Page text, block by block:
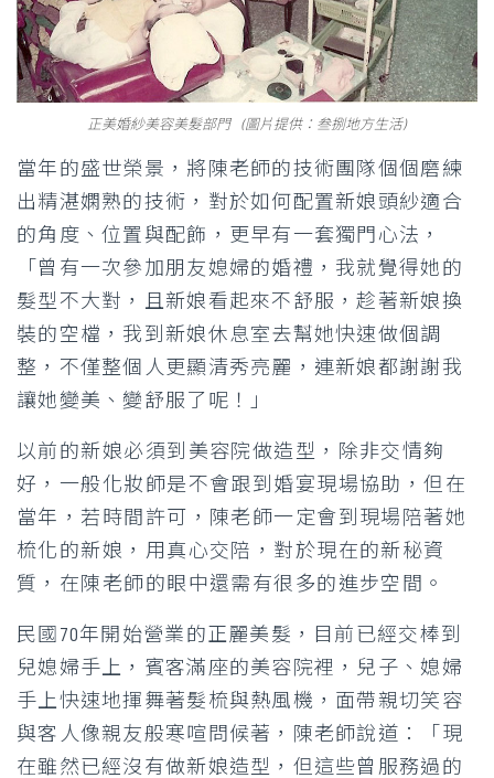
正美婚紗美容美髮部門 (圖片提供：叁捌地方生活)
當年的盛世榮景，將陳老師的技術團隊個個磨練
出精湛嫻熟的技術，對於如何配置新娘頭紗適合
的角度、位置與配飾，更早有一套獨門心法，
「曾有一次參加朋友媳婦的婚禮，我就覺得她的
髮型不大對，且新娘看起來不舒服，趁著新娘換
裝的空檔，我到新娘休息室去幫她快速做個調
整，不僅整個人更顯清秀亮麗，連新娘都謝謝我
讓她變美、變舒服了呢！」
以前的新娘必須到美容院做造型，除非交情夠
好，一般化妝師是不會跟到婚宴現場協助，但在
當年，若時間許可，陳老師一定會到現場陪著她
梳化的新娘，用真心交陪，對於現在的新秘資
質，在陳老師的眼中還需有很多的進步空間。
民國70年開始營業的正麗美髮，目前已經交棒到
兒媳婦手上，賓客滿座的美容院裡，兒子、媳婦
手上快速地揮舞著髮梳與熱風機，面帶親切笑容
與客人像親友般寒喧問候著，陳老師說道：「現
在雖然已經沒有做新娘造型，但這些曾服務過的